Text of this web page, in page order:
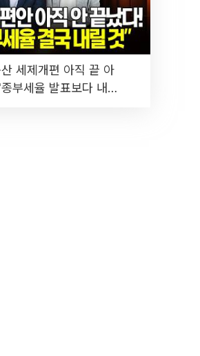
세제개편 아직 끝 아
부세율 발표보다 내릴